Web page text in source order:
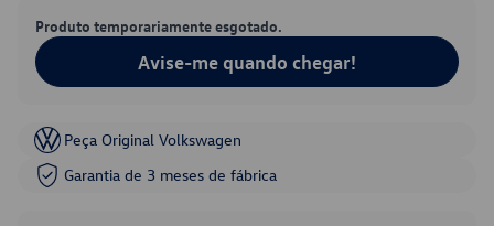
Produto temporariamente esgotado.
Avise-me quando chegar!
Peça Original Volkswagen
Garantia de 3 meses de fábrica